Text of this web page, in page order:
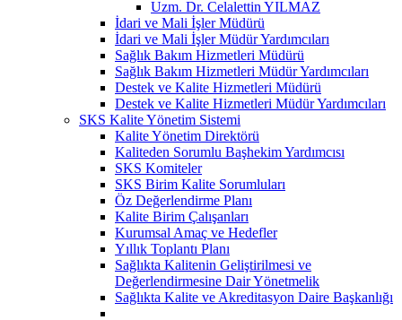
Uzm. Dr. Celalettin YILMAZ
İdari ve Mali İşler Müdürü
İdari ve Mali İşler Müdür Yardımcıları
Sağlık Bakım Hizmetleri Müdürü
Sağlık Bakım Hizmetleri Müdür Yardımcıları
Destek ve Kalite Hizmetleri Müdürü
Destek ve Kalite Hizmetleri Müdür Yardımcıları
SKS Kalite Yönetim Sistemi
Kalite Yönetim Direktörü
Kaliteden Sorumlu Başhekim Yardımcısı
SKS Komiteler
SKS Birim Kalite Sorumluları
Öz Değerlendirme Planı
Kalite Birim Çalışanları
Kurumsal Amaç ve Hedefler
Yıllık Toplantı Planı
Sağlıkta Kalitenin Geliştirilmesi ve
Değerlendirmesine Dair Yönetmelik
Sağlıkta Kalite ve Akreditasyon Daire Başkanlığı